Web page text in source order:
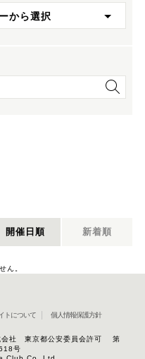
から選択
開催日順 新着順
ん。
トについて 個人情報保護方針
会社 東京都公安委員会許可 第
号